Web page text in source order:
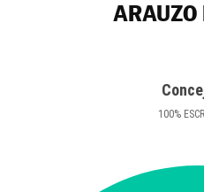
ARAUZO
100%